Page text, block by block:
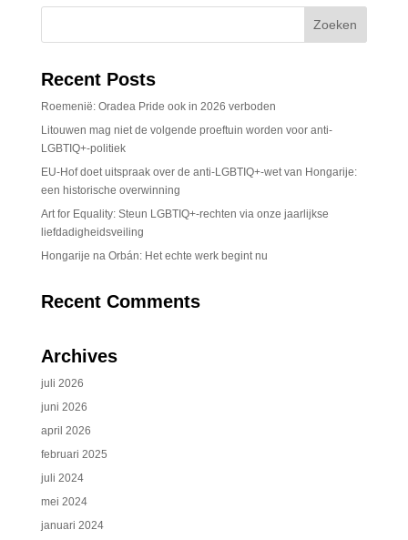
Recent Posts
Roemenië: Oradea Pride ook in 2026 verboden
Litouwen mag niet de volgende proeftuin worden voor anti-
LGBTIQ+-politiek
EU-Hof doet uitspraak over de anti-LGBTIQ+-wet van Hongarije:
een historische overwinning
Art for Equality: Steun LGBTIQ+-rechten via onze jaarlijkse
liefdadigheidsveiling
Hongarije na Orbán: Het echte werk begint nu
Recent Comments
Archives
juli 2026
juni 2026
april 2026
februari 2025
juli 2024
mei 2024
januari 2024